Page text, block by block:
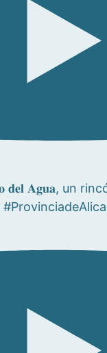
𝐝𝐞𝐥 𝐀𝐠𝐮𝐚, un